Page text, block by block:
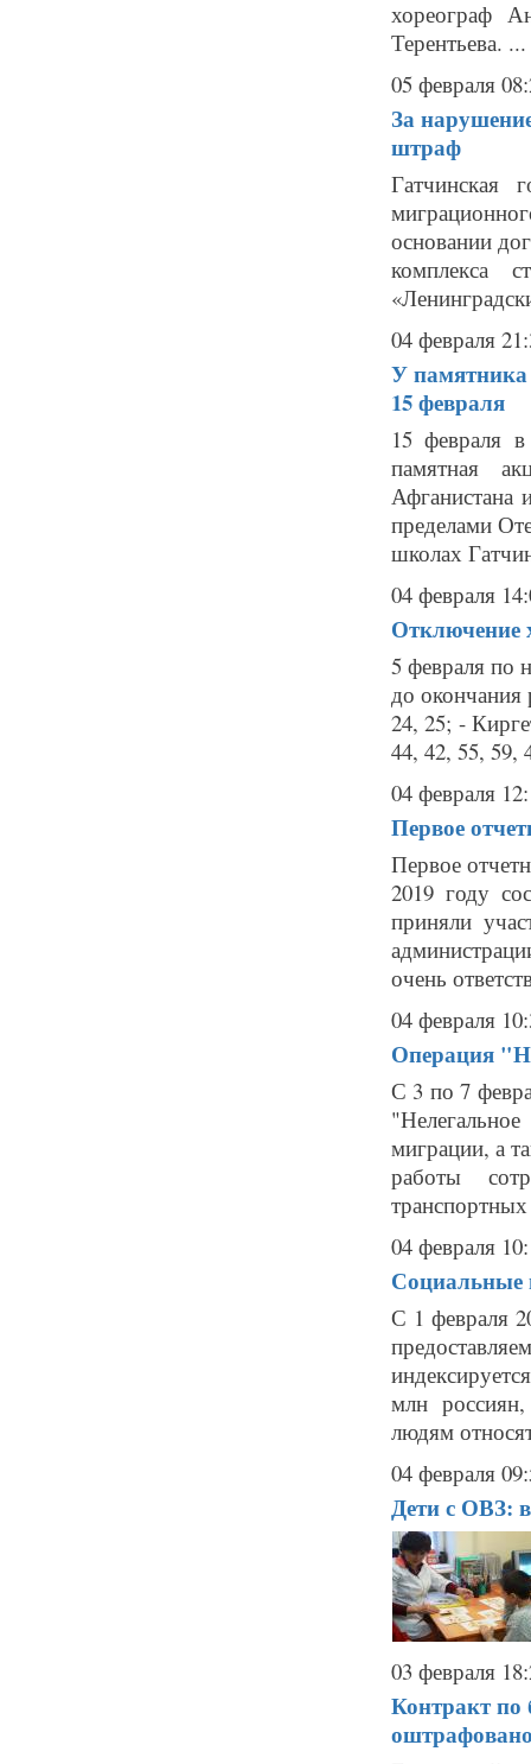
хореограф
Терентьева. ...
05 февраля
За
штраф
Гатчинская
основании
комплекса
04 февраля
У памятника
15 февраля
15 февраля
памятная
Афганистана
пределами
школах
04 февраля
Отключение
5 февраля по
до
24, 25; -
44, 42, 55, 59,
04 февраля
Первое
Первое
2019 году
приняли
очень
04 февраля
Операция
С 3 по 7
миграции, а
работы
транспортных
04 февраля
Социальные
С 1 февраля
млн
людям
04 февраля
Дети с ОВЗ:
03 февраля
Контракт по